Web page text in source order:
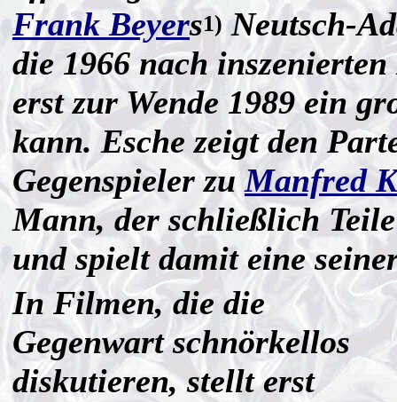
Frank Beyers1) Neutsch-
die 1966 nach
erst zur Wende 1989 ein
kann. Esche zeigt den
Gegenspieler zuManfred
Mann, der schließlich
und spielt damit eine
In Filmen, die die
Gegenwart schnörkellos
diskutieren, stellt erst